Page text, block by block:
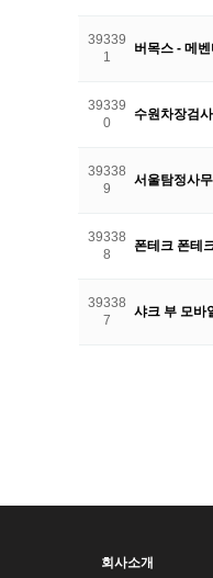
39339
1
버목스 - 메
39339
0
수원차장검
39338
9
서울탐정사
39338
8
폰테크 폰테
39338
7
샤크 부 모바
회사소개